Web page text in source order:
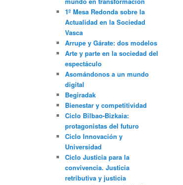
1º Mesa Redonda sobre la
Actualidad en la Sociedad
Vasca
Arrupe y Gárate: dos modelos
Arte y parte en la sociedad del
espectáculo
Asomándonos a un mundo
digital
Begiradak
Bienestar y competitividad
Ciclo Bilbao-Bizkaia:
protagonistas del futuro
Ciclo Innovación y
Universidad
Ciclo Justicia para la
convivencia. Justicia
retributiva y justicia